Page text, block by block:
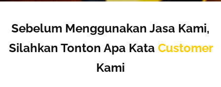
Sebelum Menggunakan Jasa Kami,
Silahkan Tonton Apa Kata Customer
Kami